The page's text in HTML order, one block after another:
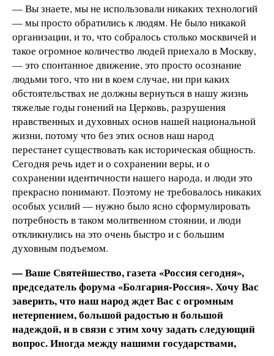
— Вы знаете, мы не использовали никаких технологий
— мы просто обратились к людям. Не было никакой
организации, и то, что собралось столько москвичей и
такое огромное количество людей приехало в Москву,
— это спонтанное движение, это просто осознание
людьми того, что ни в коем случае, ни при каких
обстоятельствах не должны вернуться в нашу жизнь
тяжелые годы гонений на Церковь, разрушения
нравственных и духовных основ нашей национальной
жизни, потому что без этих основ наш народ
перестанет существовать как историческая общность.
Сегодня речь идет и о сохранении веры, и о
сохранении идентичности нашего народа, и люди это
прекрасно понимают. Поэтому не требовалось никаких
особых усилий — нужно было ясно сформулировать
потребность в таком молитвенном стоянии, и люди
откликнулись на это очень быстро и с большим
духовным подъемом.
— Ваше Святейшество, газета «Россия сегодня»,
председатель форума «Болгария-Россия». Хочу Вас
заверить, что наш народ ждет Вас с огромным
нетерпением, большой радостью и большой
надеждой, и в связи с этим хочу задать следующий
вопрос. Иногда между нашими государствами,